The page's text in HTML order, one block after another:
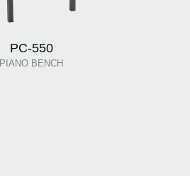
PC-550
PIANO BENCH